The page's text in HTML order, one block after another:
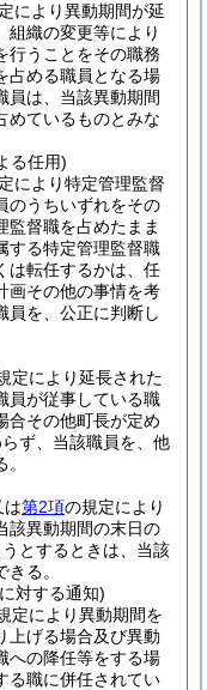
により異動期間が延
組織の変更等により
行うことをその職務
占める職員となる場
員は、当該異動期間
めているものとみな
る任用)
により特定管理監督
のうちいずれをその
監督職を占めたまま
する特定管理監督職
は転任するかは、任
画その他の事情を考
員を、公正に判断し
定により延長された
員が従事している職
合その他町長が定め
ず、当該職員を、他
は第2項の規定により
該異動期間の末日の
とするときは、当該
る。
対する通知)
定により異動期間を
上げる場合及び異動
への降任等をする場
る職に併任されてい